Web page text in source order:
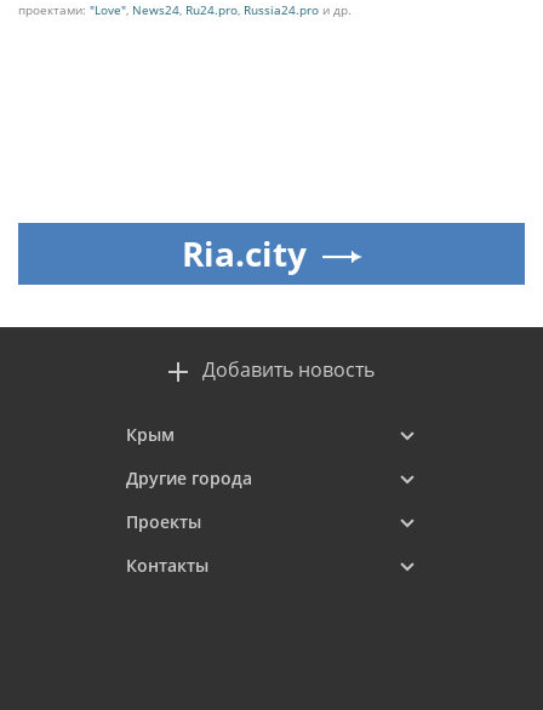
проектами: "Love", News24, Ru24.pro, Russia24.pro и др.
Ria.city
Добавить новость
Крым
Другие города
Проекты
Контакты